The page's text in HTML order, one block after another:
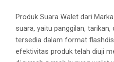
Produk Suara Walet dari
suara, yaitu panggilan,
tersedia dalam format
efektivitas produk telah diuji